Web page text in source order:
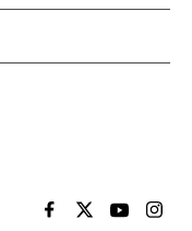
EL PAÍS BRASIL EN
EL PAÍSEL PAÍS
EL